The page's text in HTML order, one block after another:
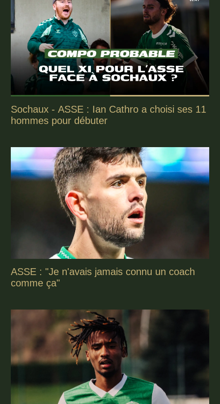
Sochaux - ASSE : Ian Cathro a choisi ses 11
hommes pour débuter
ASSE : "Je n'avais jamais connu un coach
comme ça"